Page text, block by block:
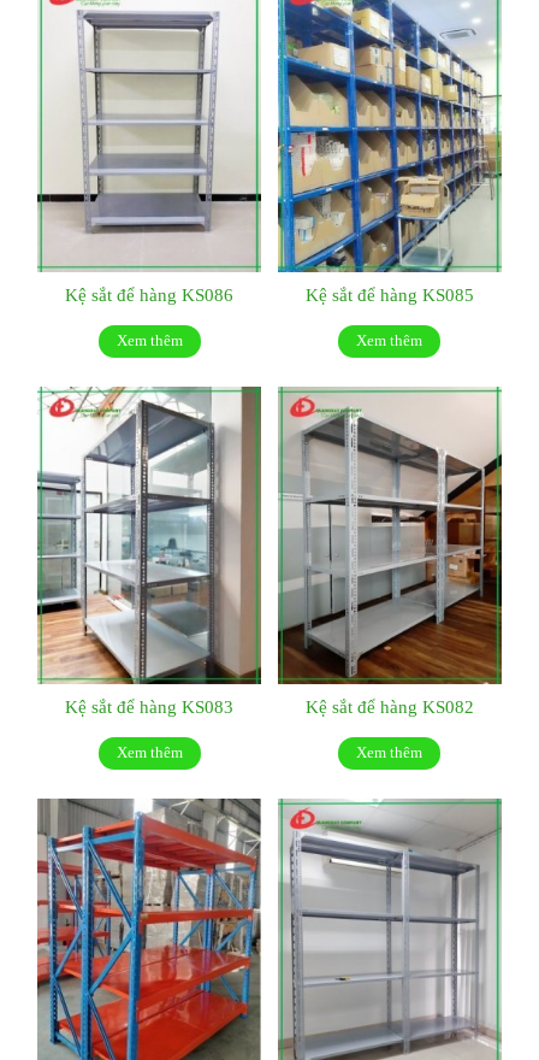
Kệ sắt để hàng KS086
Xem thêm
Kệ sắt để hàng KS085
Xem thêm
Kệ sắt để hàng KS083
Xem thêm
Kệ sắt để hàng KS082
Xem thêm